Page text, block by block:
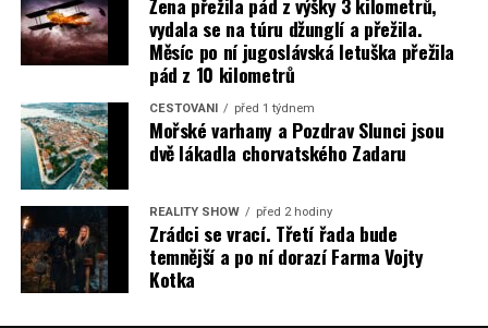
vydala se na túru džunglí a přežila.
Měsíc po ní jugoslávská letuška přežila
pád z 10 kilometrů
CESTOVÁNÍ před 1 týdnem
Mořské varhany a Pozdrav Slunci jsou
dvě lákadla chorvatského Zadaru
REALITY SHOW před 2 hodiny
Zrádci se vrací. Třetí řada bude
temnější a po ní dorazí Farma Vojty
Kotka